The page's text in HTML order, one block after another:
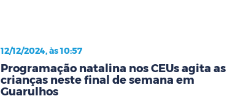
12/12/2024, às 10:57
Programação natalina nos CEUs agita as
crianças neste final de semana em
Guarulhos